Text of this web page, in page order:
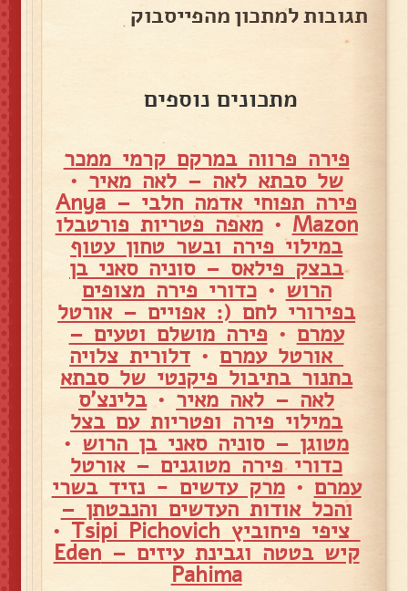
תגובות למתכון מהפייסבוק
מתכונים נוספים
פירה פרווה במרקם קרמי ממכר
של סבתא לאה – לאה מאיר •
פירה תפוחי אדמה חלבי – Anya
Mazon
•מאפה פטריות פורטבלו
במילוי פירה ובשר טחון עטוף
בבצק פילאס – סוניה סאני בן
הרוש •כדורי פירה מצופים
בפירורי לחם (: אפויים – אורטל
עמרם • פירה מושלם וטעים –
אורטל עמרם • דלורית צלויה
בתנור בתיבול פיקנטי של סבתא
לאה – לאה מאיר •בלינצ'ס
במילוי פירה ופטריות עם בצל
מטוגן – סוניה סאני בן הרוש •
כדורי פירה מטוגנים – אורטל
עמרם •מרק עדשים - נזיד בשרי
והכל אודות העדשים והנבטתן –
ציפי פיחוביץ Tsipi Pichovich •
קיש בטטה וגבינת עיזים – Eden
Pahima